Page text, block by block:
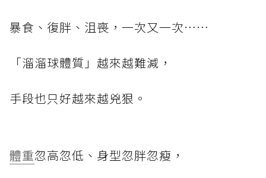
暴食、復胖、沮喪，一次又一次⋯⋯
「溜溜球體質」越來越難減，
手段也只好越來越兇狠。
體重忽高忽低、身型忽胖忽瘦，